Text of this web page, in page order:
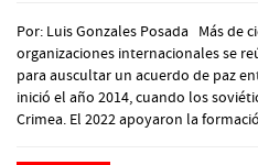
Por: Luis Gonzales Posada Más de
organizaciones internacionales se
para auscultar un acuerdo de paz
inició el año 2014, cuando los
Crimea. El 2022 apoyaron la